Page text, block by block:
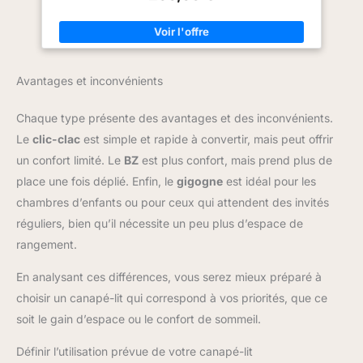
livrés en même temps, veuillez
soigné du dossier carré, orné de motifs raffinés, allie
simplicité et modernité. Il met en valeur votre goût distinctif et
transforme ce canapé-lit en la pièce maîtresse de votre salon,
canapé se transforme facilement en un lit à 180 degrés d'un
la flexibilité et la polyvalence de votre espace intérieur.
tiroirs spacieux intégrés au bas du canapé, ce modèle offre
une solution de rangement pratique. Rangez vos affaires
aisément tout en gardant votre maison ordonnée et
impeccablement organisée, simplifiant ainsi votre quotidien.
Une pièce centrale pour tout intérieur moderne : Offrant une
esthétique attrayante et une fonctionnalité exceptionnelle, ce
contemporain. Sa polyvalence et son design intelligent en font
un atout incontournable pour les foyers qui recherchent à la
Avantages et inconvénients
Chaque type présente des avantages et des inconvénients.
Le clic-clac est simple et rapide à convertir, mais peut offrir
un confort limité. Le BZ est plus confort, mais prend plus de
place une fois déplié. Enfin, le gigogne est idéal pour les
chambres d’enfants ou pour ceux qui attendent des invités
réguliers, bien qu’il nécessite un peu plus d’espace de
rangement.
En analysant ces différences, vous serez mieux préparé à
choisir un canapé-lit qui correspond à vos priorités, que ce
soit le gain d’espace ou le confort de sommeil.
Définir l’utilisation prévue de votre canapé-lit